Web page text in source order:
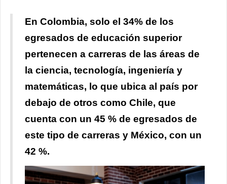
En Colombia, solo el 34% de los
egresados de educación superior
pertenecen a carreras de las áreas de
la ciencia, tecnología, ingeniería y
matemáticas, lo que ubica al país por
debajo de otros como Chile, que
cuenta con un 45 % de egresados de
este tipo de carreras y México, con un
42 %.